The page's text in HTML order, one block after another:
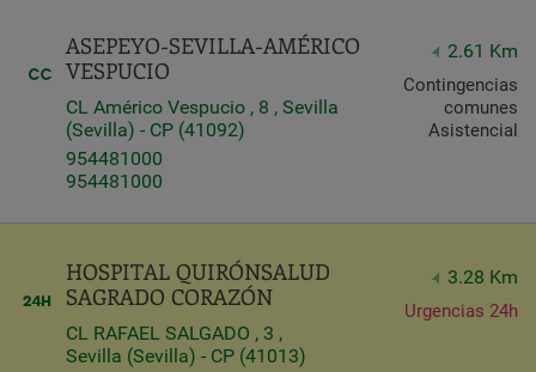
ASEPEYO-SEVILLA-AMÉRICO
VESPUCIO
CL Américo Vespucio , 8 , Sevilla
(Sevilla) - CP (41092)
954481000
954481000
2.61 Km
Contingencias
comunes
Asistencial
HOSPITAL QUIRÓNSALUD
SAGRADO CORAZÓN
CL RAFAEL SALGADO , 3 ,
Sevilla (Sevilla) - CP (41013)
3.28 Km
Urgencias 24h